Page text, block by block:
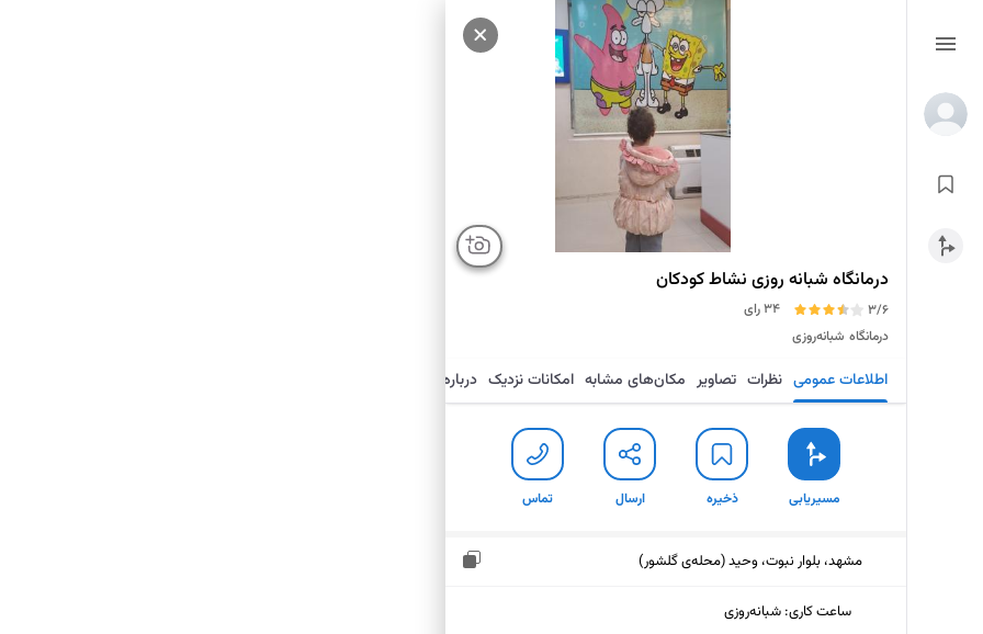
درمانگاه شبانه روزی نشاط کودکان
3/6
34 رای
درمانگاه شبانه‌روزی
اطلاعات عمومی نظرات تصاویر مکان‌های مشابه امکانات نزدیک درباره
مسیریابی ذخیره ارسال تماس
مشهد، بلوار نبوت، وحید (محله‌ی گلشور)
ساعت کاری: شبانه‌روزی